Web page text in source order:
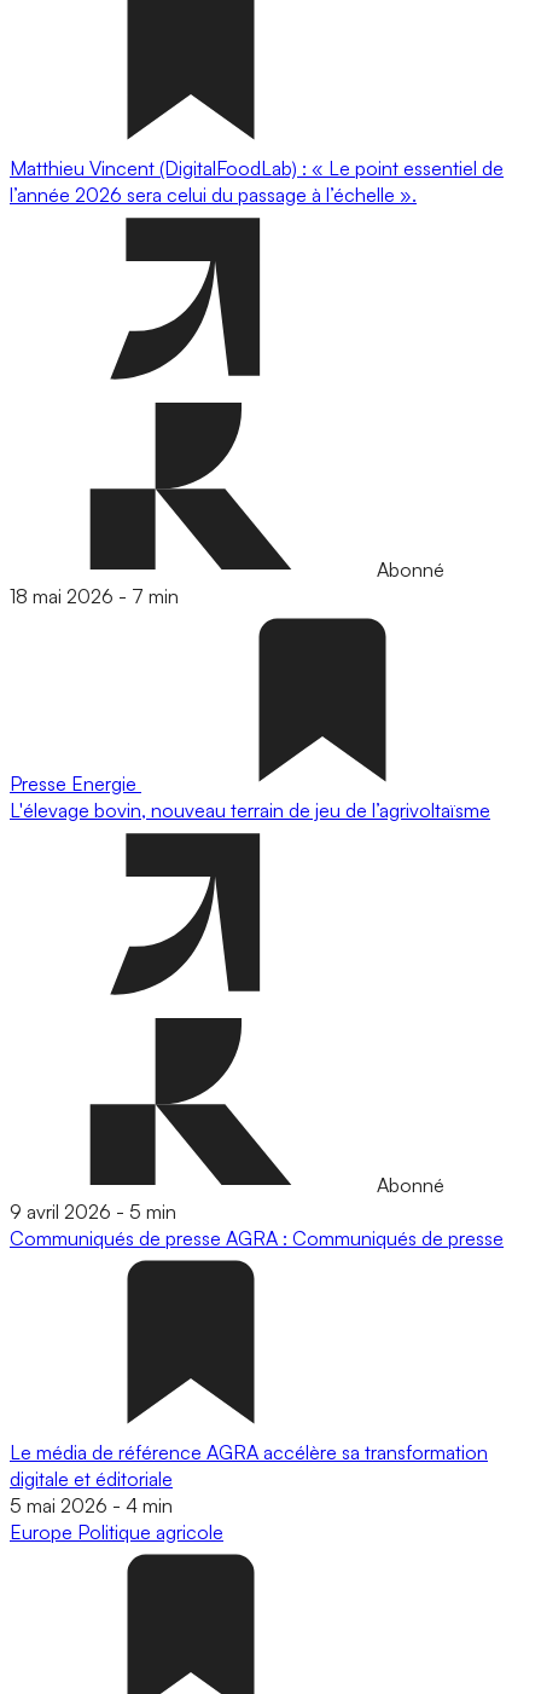
Matthieu Vincent (DigitalFoodLab) : « Le point essentiel de
l’année 2026 sera celui du passage à l’échelle ».
Abonné
18 mai 2026 - 7 min
Presse Energie
L'élevage bovin, nouveau terrain de jeu de l’agrivoltaïsme
Abonné
9 avril 2026 - 5 min
Communiqués de presse AGRA : Communiqués de presse
Le média de référence AGRA accélère sa transformation
digitale et éditoriale
5 mai 2026 - 4 min
Europe Politique agricole